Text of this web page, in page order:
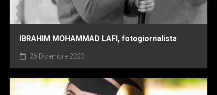
IBRAHIM MOHAMMAD LAFI, fotogiornalista
26 Dicembre 2023